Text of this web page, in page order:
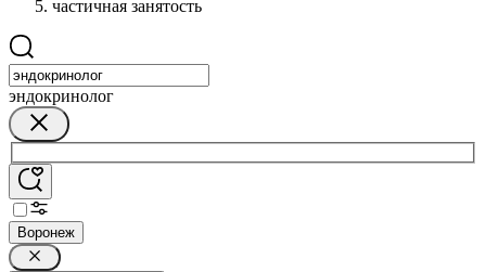
частичная занятость
эндокринолог
Воронеж